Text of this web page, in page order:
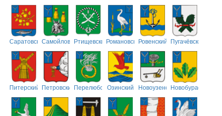
СаратовскийСамойловскийРтищевскийРомановскийРовенский Пугачёвский
Питерский ПетровскийПерелюбскийОзинский НовоузенскийНовобурасский